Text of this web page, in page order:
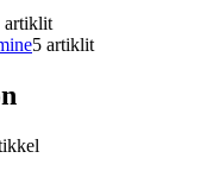
artiklit
5 artiklit